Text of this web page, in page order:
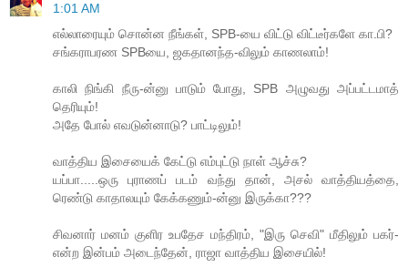
1:01 AM
எல்லாரையும் சொன்ன நீங்கள், SPB-யை விட்டு விட்டீர்களே கா.பி?
சங்கராபரண SPBயை, ஜகதானந்த-விலும் காணலாம்!
காலி நிங்கி நீரு-ன்னு பாடும் போது, SPB அழுவது அப்பட்டமாத்
தெரியும்!
அதே போல் எவடுன்னாடு? பாட்டிலும்!
வாத்திய இசையைக் கேட்டு எம்புட்டு நாள் ஆச்சு?
யப்பா.....ஒரு புராணப் படம் வந்து தான், அசல் வாத்தியத்தை,
ரெண்டு காதாலயும் கேக்கணும்-ன்னு இருக்கா???
சிவனார் மனம் குளிர உபதேச மந்திரம், "இரு செவி" மீதிலும் பகர்-
என்ற இன்பம் அடைந்தேன், ராஜா வாத்திய இசையில்!